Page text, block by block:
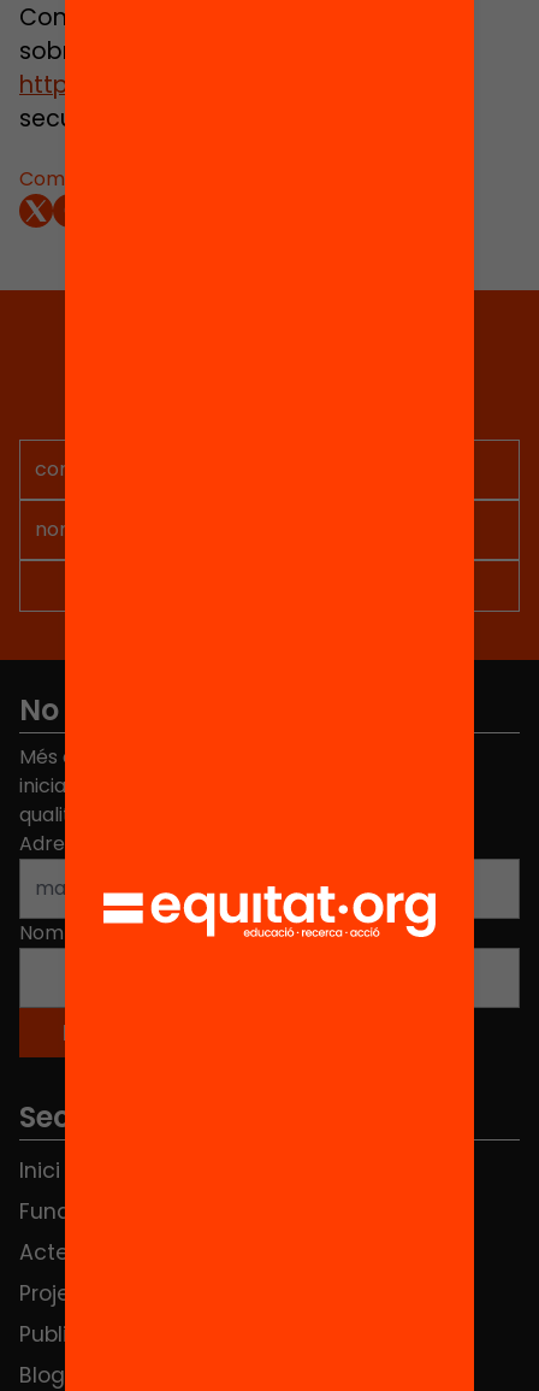
Comparteix:
Consulta la Guia Didàctica per treballar
sobre Classes Socials a Catalunya:
http://bit.ly/ZJm5Un
secundària)
No et perdis res
Més de 40.000 persones ja han triat Equitat. Rep
iniciatives, propostes i projectes per millorar la
qualitat de l'educació a Catalunya.
Adreça electrònica
Nom
Seccions
Inici
Fundació
Actes
Projectes
Publicacions i vídeos
Blog